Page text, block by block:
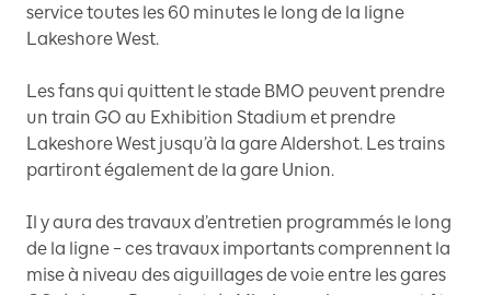
service toutes les 60 minutes le long de la ligne
Lakeshore West.
Les fans qui quittent le stade BMO peuvent prendre
un train GO au Exhibition Stadium et prendre
Lakeshore West jusqu’à la gare Aldershot. Les trains
partiront également de la gare Union.
Il y aura des travaux d’entretien programmés le long
de la ligne – ces travaux importants comprennent la
mise à niveau des aiguillages de voie entre les gares